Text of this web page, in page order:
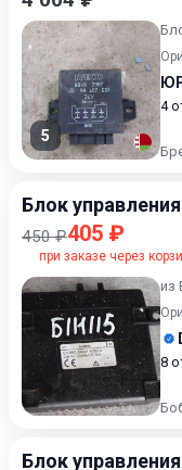
5
4
Блок
450 ₽405 ₽
при заказе через
из
8
Блок